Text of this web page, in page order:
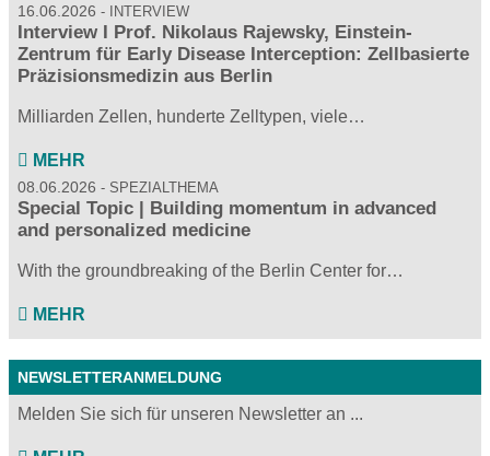
16.06.2026 INTERVIEW
Interview I Prof. Nikolaus Rajewsky, Einstein-
Zentrum für Early Disease Interception: Zellbasierte
Präzisionsmedizin aus Berlin
Milliarden Zellen, hunderte Zelltypen, viele…
MEHR
08.06.2026 SPEZIALTHEMA
Special Topic | Building momentum in advanced
and personalized medicine
With the groundbreaking of the Berlin Center for…
MEHR
NEWSLETTERANMELDUNG
Melden Sie sich für unseren Newsletter an ...